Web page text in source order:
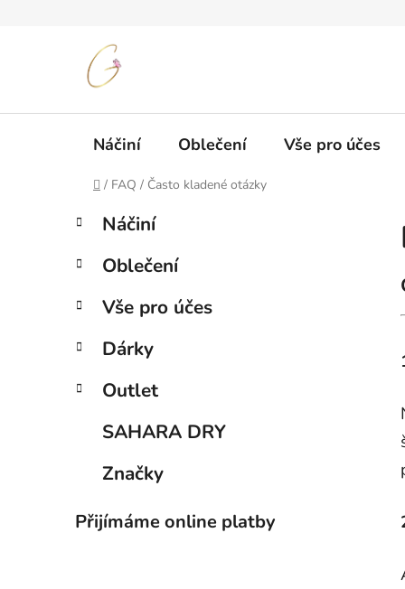
Náčiní Oblečení Vše pro účes
Domů
/ FAQ / Často kladené otázky
P
s
r
n
n
í
l
Přeskočit
kategorie
K
a
e
o
i
Náčiní
Oblečení
Vše pro účes
Dárky
Outlet
SAHARA DRY
Značky
Přijímáme online platby